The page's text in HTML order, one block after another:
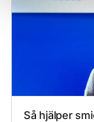
Så hjälper